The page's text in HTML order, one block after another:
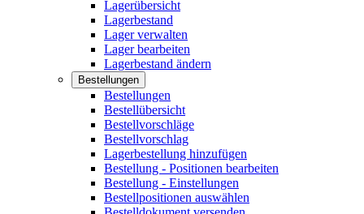
Lagerübersicht
Lagerbestand
Lager verwalten
Lager bearbeiten
Lagerbestand ändern
Bestellungen
Bestellungen
Bestellübersicht
Bestellvorschläge
Bestellvorschlag
Lagerbestellung hinzufügen
Bestellung - Positionen bearbeiten
Bestellung - Einstellungen
Bestellpositionen auswählen